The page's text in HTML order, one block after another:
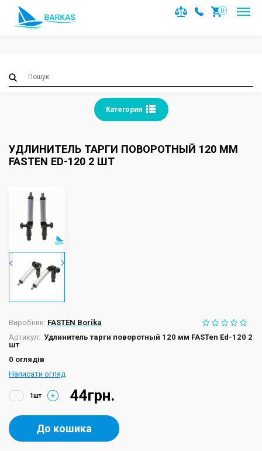
Notice
: Trying to access array offset on value of type null in
/var/www/barkas/data/www/barkas.com.ua/catalog/
on line36
0
Категории
УДЛИНИТЕЛЬ ТАРГИ ПОВОРОТНЫЙ 120 ММ
FASTEN ED-120 2 ШТ
Виробник: FASTEN Borika
Артикул: Удлинитель тарги поворотный 120 мм FASTen Ed-120 2
шт
0 оглядів
Написати огляд
- + 44грн.
До кошика